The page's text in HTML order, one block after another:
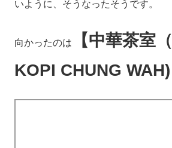
いように、そうなったそうです。
向かったのは
【中華茶室
KOPI CHUNG WAH)